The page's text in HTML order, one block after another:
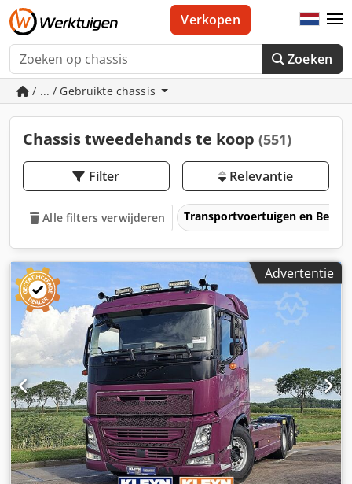
Zoeken
Verkopen
/ ... / Gebruikte chassis
Chassis tweedehands te koop (551)
Filter Relevantie
Alle filters verwijderen Transportvoertuigen en
Advertentie